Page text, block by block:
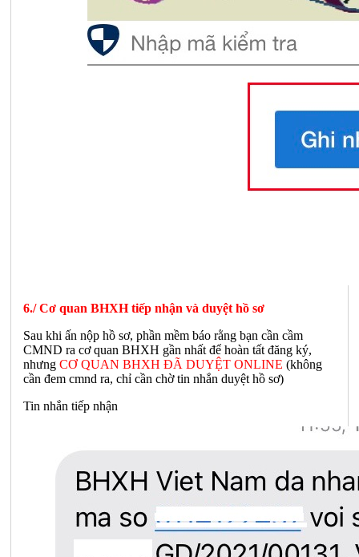
6./ Cơ quan BHXH tiếp nhận và duyệt hồ sơ
Sau khi ấn nộp hồ sơ, phần mềm báo rằng bạn cần cầm
CMND ra cơ quan BHXH gần nhất để hoàn tất đăng ký,
nhưng CƠ QUAN BHXH ĐÃ DUYỆT ONLINE (không
cần đem cmnd ra, chỉ cần chờ tin nhắn duyệt hồ sơ)
Tin nhắn tiếp nhận